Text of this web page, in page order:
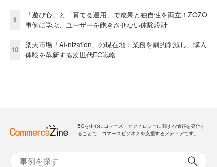
9
「遊び心」と「育てる運用」で成果と独自性を両立！ZOZO
事例に学ぶ、ユーザーを飽きさせない体験設計
10
楽天市場「AI-nization」の現在地：業務を劇的削減し、購入
体験を革新する次世代EC戦略
ECを中心にコマース・テクノロジーに関する情報を発信す
ることで、コマースビジネスを支援するメディアです。